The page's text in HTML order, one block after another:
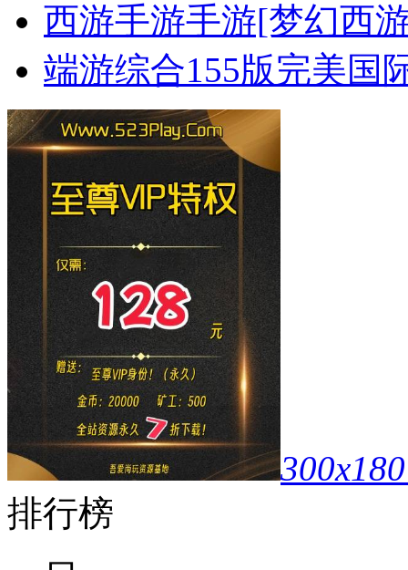
西游手游手游[梦幻西
端游综合155版完美国
排行榜